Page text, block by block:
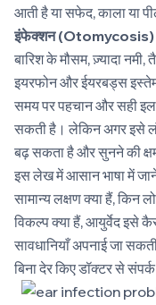
आती है या सफेद, काला या
इंफेक्शन (Otomycosis)
बारिश के मौसम, ज़्यादा
इयरफोन और ईयरबड्स
समय पर पहचान और सही
सकती है। लेकिन अगर इसे
बढ़ सकता है और सुनने की
इस लेख में आसान भाषा में
सामान्य लक्षण क्या हैं, किन
विकल्प क्या हैं, आयुर्वेद इसे
सावधानियाँ अपनाई जा
बिना देर किए डॉक्टर से